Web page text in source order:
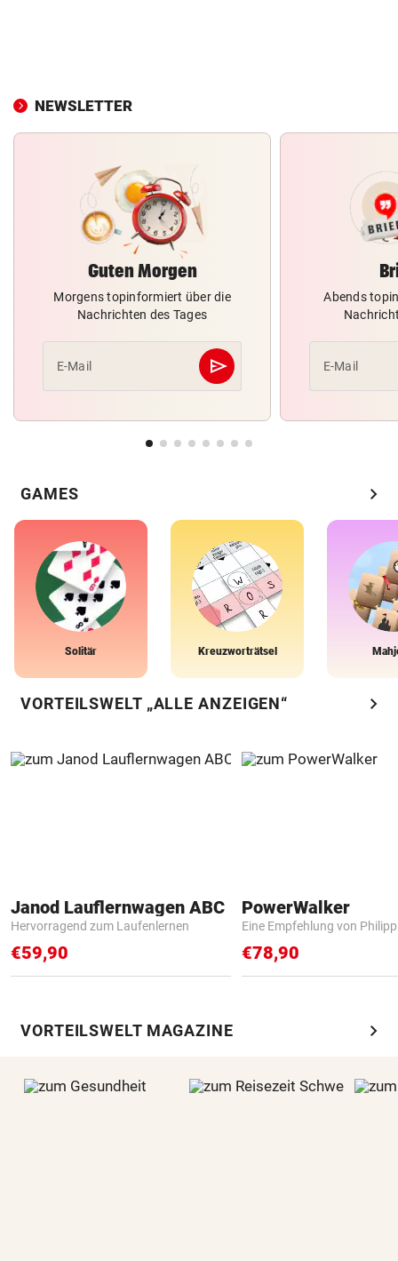
NEWSLETTER
Guten Morgen
Morgens topinformiert über die
Nachrichten des Tages
E-Mail send
Abschicken
Abends
E-Mail
GAMES chevron_right
Solitär Kreuzworträtsel
VORTEILSWELT „ALLE ANZEIGEN“ chevron_right
Janod Lauflernwagen ABC
Hervorragend zum Laufenlernen
€59,90
PowerWalker
Eine Empfehlung von
€78,90
VORTEILSWELT MAGAZINE chevron_right